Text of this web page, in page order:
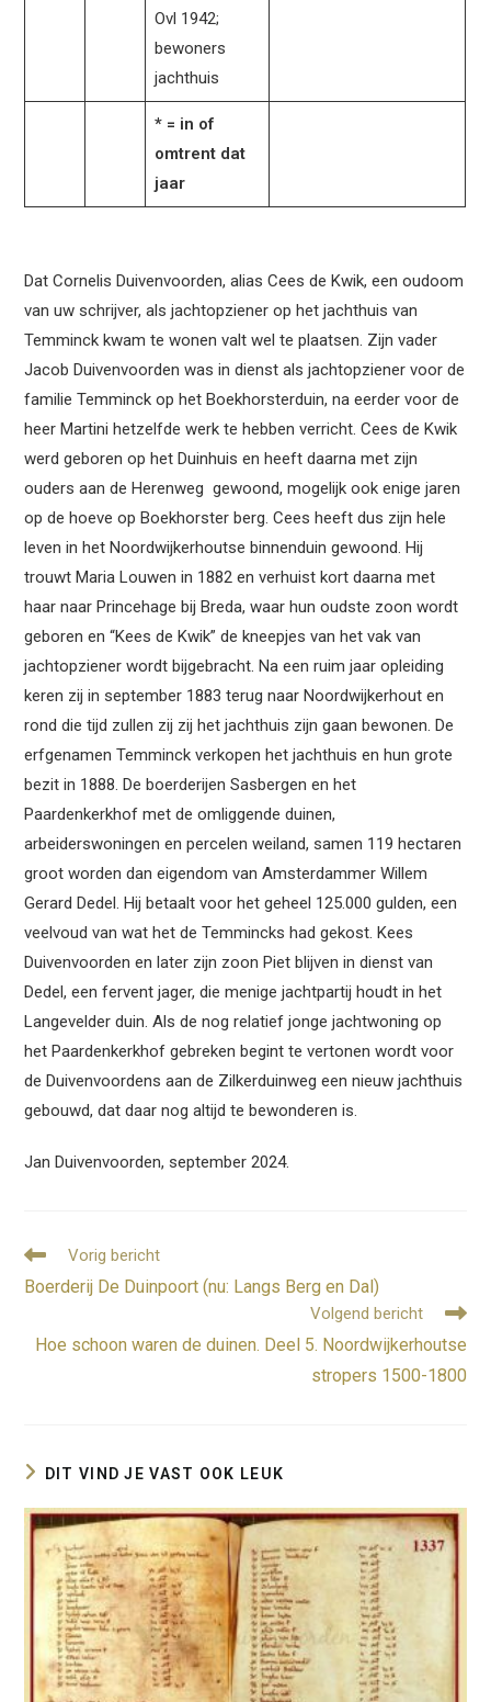
Ovl 1942;
bewoners
jachthuis
* = in of
omtrent dat
jaar
Dat Cornelis Duivenvoorden, alias Cees de Kwik, een oudoom
van uw schrijver, als jachtopziener op het jachthuis van
Temminck kwam te wonen valt wel te plaatsen. Zijn vader
Jacob Duivenvoorden was in dienst als jachtopziener voor de
familie Temminck op het Boekhorsterduin, na eerder voor de
heer Martini hetzelfde werk te hebben verricht. Cees de Kwik
werd geboren op het Duinhuis en heeft daarna met zijn
ouders aan de Herenweg gewoond, mogelijk ook enige jaren
op de hoeve op Boekhorster berg. Cees heeft dus zijn hele
leven in het Noordwijkerhoutse binnenduin gewoond. Hij
trouwt Maria Louwen in 1882 en verhuist kort daarna met
haar naar Princehage bij Breda, waar hun oudste zoon wordt
geboren en “Kees de Kwik” de kneepjes van het vak van
jachtopziener wordt bijgebracht. Na een ruim jaar opleiding
keren zij in september 1883 terug naar Noordwijkerhout en
rond die tijd zullen zij zij het jachthuis zijn gaan bewonen. De
erfgenamen Temminck verkopen het jachthuis en hun grote
bezit in 1888. De boerderijen Sasbergen en het
Paardenkerkhof met de omliggende duinen,
arbeiderswoningen en percelen weiland, samen 119 hectaren
groot worden dan eigendom van Amsterdammer Willem
Gerard Dedel. Hij betaalt voor het geheel 125.000 gulden, een
veelvoud van wat het de Temmincks had gekost. Kees
Duivenvoorden en later zijn zoon Piet blijven in dienst van
Dedel, een fervent jager, die menige jachtpartij houdt in het
Langevelder duin. Als de nog relatief jonge jachtwoning op
het Paardenkerkhof gebreken begint te vertonen wordt voor
de Duivenvoordens aan de Zilkerduinweg een nieuw jachthuis
gebouwd, dat daar nog altijd te bewonderen is.
Jan Duivenvoorden, september 2024.
Lees
artikelen
Vorig bericht
Boerderij De Duinpoort (nu: Langs Berg en Dal)
Volgend bericht
Hoe schoon waren de duinen. Deel 5. Noordwijkerhoutse
stropers 1500-1800
DIT VIND JE VAST OOK LEUK